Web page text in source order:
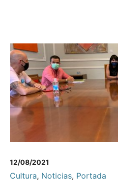
12/08/2021
Cultura, Noticias, Portada